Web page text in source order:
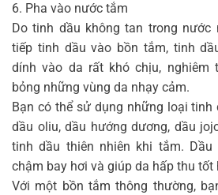
6. Pha vào nước tắm
Do tinh dầu không tan trong nước
tiếp tinh dầu vào bồn tắm, tinh
dính vào da rất khó chịu, nghiêm
bỏng những vùng da nhạy cảm.
Bạn có thể sử dụng những loại
dầu oliu, dầu hướng dương, dầu
tinh dầu thiên nhiên khi tắm.
chậm bay hơi và giúp da hấp thu tốt
Với một bồn tắm thông thường,